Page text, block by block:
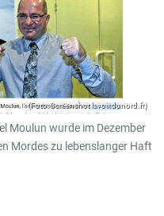
(Foto: Screenshot lavoixdunord.fr)
Moulun wurde im Dezember
Mordes zu lebenslanger Haft